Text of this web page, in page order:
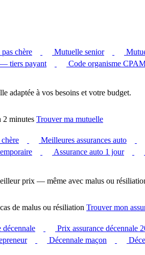
chère Mutuelle senior
tiers payant Code organisme
adaptée à vos besoins et votre budget.
2 minutes Trouver ma mutuelle
Meilleures assurances auto
Assurance auto 1 jour
prix — même avec malus ou
de malus ou résiliation Trouver mon
décennale Prix assurance décennale
Décennale maçon